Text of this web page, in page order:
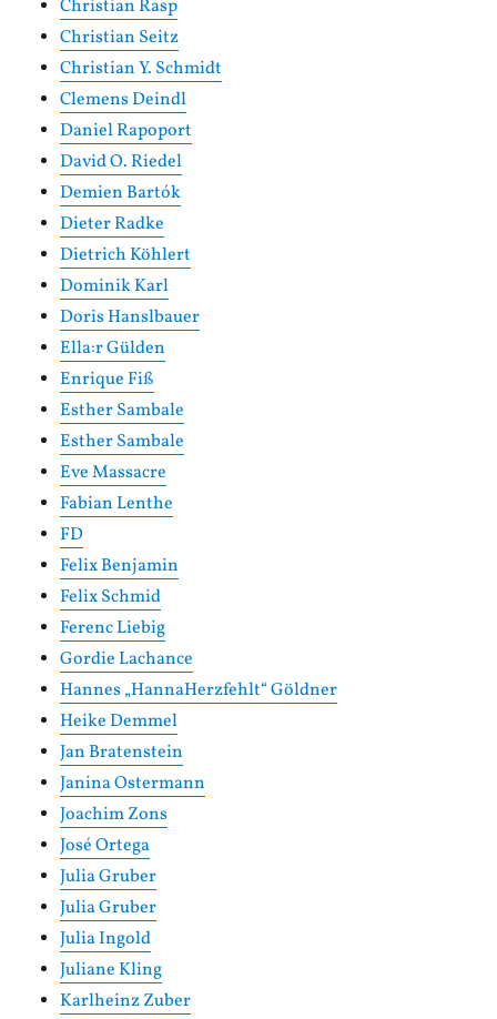
Christian Rasp
Christian Seitz
Christian Y. Schmidt
Clemens Deindl
Daniel Rapoport
David O. Riedel
Demien Bartók
Dieter Radke
Dietrich Köhlert
Dominik Karl
Doris Hanslbauer
Ella:r Gülden
Enrique Fiß
Esther Sambale
Esther Sambale
Eve Massacre
Fabian Lenthe
FD
Felix Benjamin
Felix Schmid
Ferenc Liebig
Gordie Lachance
Hannes „HannaHerzfehlt“ Göldner
Heike Demmel
Jan Bratenstein
Janina Ostermann
Joachim Zons
José Ortega
Julia Gruber
Julia Gruber
Julia Ingold
Juliane Kling
Karlheinz Zuber